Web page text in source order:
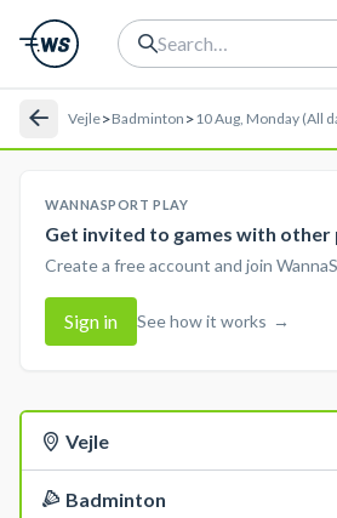
Vejle>Badminton >10 Aug, Monday (All
WANNASPORT PLAY
Get invited to games with other
Create a free account and join
Sign in See how it works →
Vejle
Badminton